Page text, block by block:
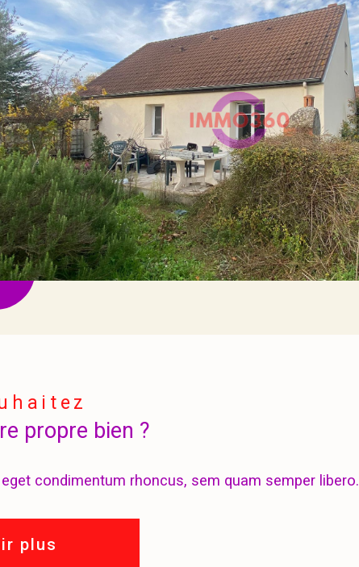
propre bien ?
condimentum rhoncus, sem quam semper libero.
plus